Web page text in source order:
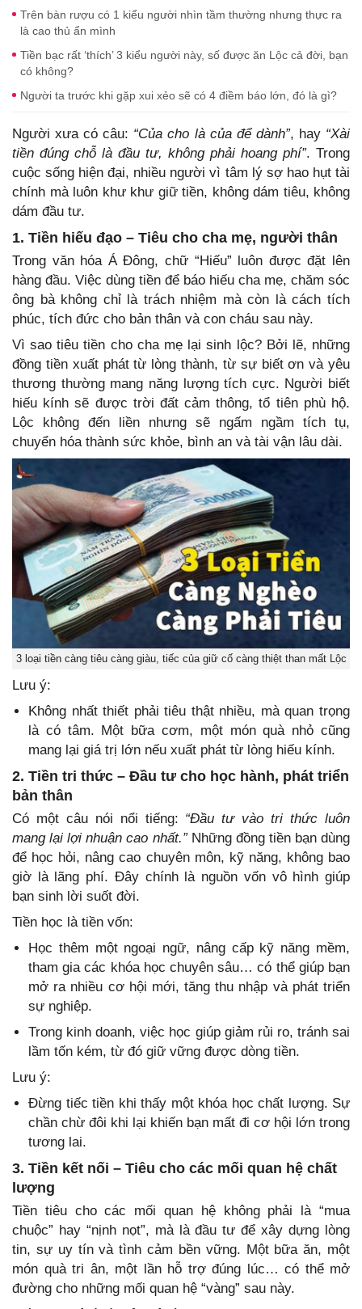
Trên bàn rượu có 1 kiểu người nhìn tầm thường nhưng thực ra
là cao thủ ẩn mình
Tiền bạc rất ‘thích’ 3 kiểu người này, số được ăn Lộc cả đời, bạn
có không?
Người ta trước khi gặp xui xẻo sẽ có 4 điềm báo lớn, đó là gì?
Người xưa có câu: “Của cho là của để dành”, hay “Xài
tiền đúng chỗ là đầu tư, không phải hoang phí”. Trong
cuộc sống hiện đại, nhiều người vì tâm lý sợ hao hụt tài
chính mà luôn khư khư giữ tiền, không dám tiêu, không
dám đầu tư.
1. Tiền hiếu đạo – Tiêu cho cha mẹ, người thân
Trong văn hóa Á Đông, chữ “Hiếu” luôn được đặt lên
hàng đầu. Việc dùng tiền để báo hiếu cha mẹ, chăm sóc
ông bà không chỉ là trách nhiệm mà còn là cách tích
phúc, tích đức cho bản thân và con cháu sau này.
Vì sao tiêu tiền cho cha mẹ lại sinh lộc? Bởi lẽ, những
đồng tiền xuất phát từ lòng thành, từ sự biết ơn và yêu
thương thường mang năng lượng tích cực. Người biết
hiếu kính sẽ được trời đất cảm thông, tổ tiên phù hộ.
Lộc không đến liền nhưng sẽ ngấm ngầm tích tụ,
chuyển hóa thành sức khỏe, bình an và tài vận lâu dài.
3 loại tiền càng tiêu càng giàu, tiếc của giữ cố càng thiệt than mất Lộc
Lưu ý:
Không nhất thiết phải tiêu thật nhiều, mà quan trọng
là có tâm. Một bữa cơm, một món quà nhỏ cũng
mang lại giá trị lớn nếu xuất phát từ lòng hiếu kính.
2. Tiền tri thức – Đầu tư cho học hành, phát triển
bản thân
Có một câu nói nổi tiếng: “Đầu tư vào tri thức luôn
mang lại lợi nhuận cao nhất.”Những đồng tiền bạn dùng
để học hỏi, nâng cao chuyên môn, kỹ năng, không bao
giờ là lãng phí. Đây chính là nguồn vốn vô hình giúp
bạn sinh lời suốt đời.
Tiền học là tiền vốn:
Học thêm một ngoại ngữ, nâng cấp kỹ năng mềm,
tham gia các khóa học chuyên sâu… có thể giúp bạn
mở ra nhiều cơ hội mới, tăng thu nhập và phát triển
sự nghiệp.
Trong kinh doanh, việc học giúp giảm rủi ro, tránh sai
lầm tốn kém, từ đó giữ vững được dòng tiền.
Lưu ý:
Đừng tiếc tiền khi thấy một khóa học chất lượng. Sự
chần chừ đôi khi lại khiến bạn mất đi cơ hội lớn trong
tương lai.
3. Tiền kết nối – Tiêu cho các mối quan hệ chất
lượng
Tiền tiêu cho các mối quan hệ không phải là “mua
chuộc” hay “nịnh nọt”, mà là đầu tư để xây dựng lòng
tin, sự uy tín và tình cảm bền vững. Một bữa ăn, một
món quà tri ân, một lần hỗ trợ đúng lúc… có thể mở
đường cho những mối quan hệ “vàng” sau này.